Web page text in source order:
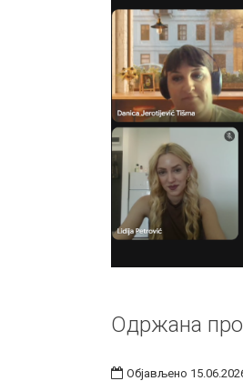
Одржана
Објављено